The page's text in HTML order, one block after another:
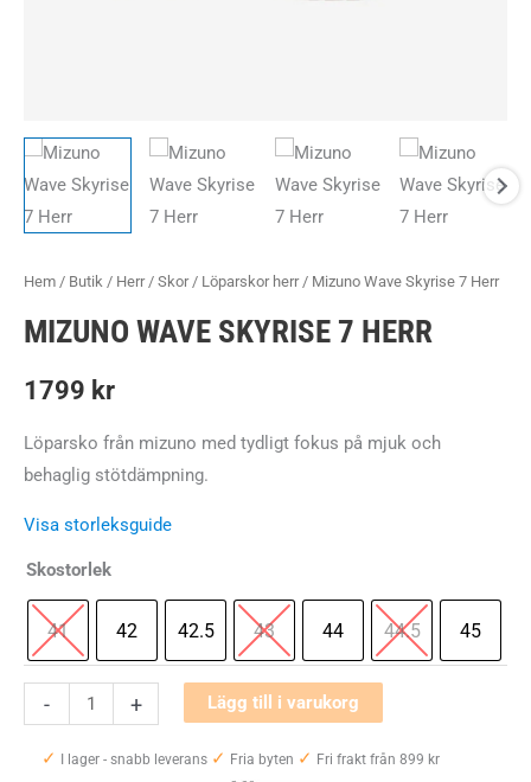
Hem / Butik / Herr/ Skor/ Löparskor herr/ Mizuno Wave Skyrise 7 Herr
MIZUNO WAVE SKYRISE 7 HERR
1799 kr
Löparsko från mizuno med tydligt fokus på mjuk och
behaglig stötdämpning.
Visa storleksguide
Skostorlek
41 42 42.5 43 44 44.5 45
-
Wave
Skyrise
+ Lägg till i varukorg
✓ I lager - snabb leverans ✓ Fria byten ✓ Fri frakt från 899 kr